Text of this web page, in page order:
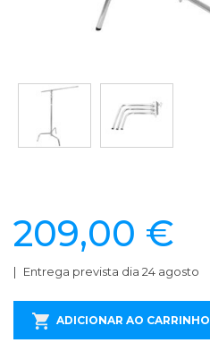
209,00 €
Entrega prevista dia 24 agosto
ADICIONAR AO CARRINHO